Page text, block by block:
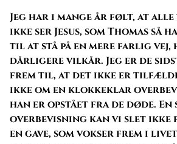
Jeg har i mange år følt, at
ikke ser Jesus, som Thomas så
til at stå på en mere farlig
dårligere vilkår. Jeg er de
frem til, at det ikke er
ikke om en klokkeklar
han er opstået fra de døde. En
overbevisning kan vi slet ikke
en gave, som vokser frem i livet